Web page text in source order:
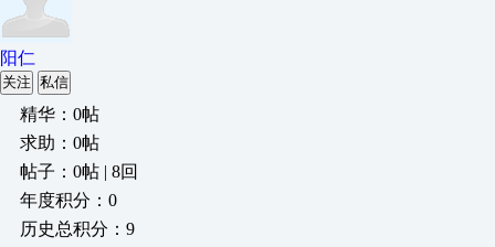
阳仁
关注 私信
精华：0帖
求助：0帖
帖子：0帖 | 8回
年度积分：0
历史总积分：9